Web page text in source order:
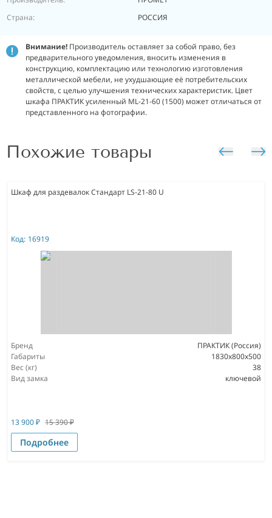
Страна:
РОССИЯ
Внимание! Производитель оставляет за собой право, без
предварительного уведомления, вносить изменения в
конструкцию, комплектацию или технологию изготовления
металлической мебели, не ухудшающие её потребительских
свойств, с целью улучшения технических характеристик. Цвет
шкафа ПРАКТИК усиленный ML-21-60 (1500) может отличаться от
представленного на фотографии.
Похожие товары
Шкаф для раздевалок Стандарт LS-21-80 U
Код: 16919
Бренд
ПРАКТИК (Россия)
Габариты
1830x800x500
Вес (кг)
38
Вид замка
ключевой
13 900₽ 15 390₽
Подробнее